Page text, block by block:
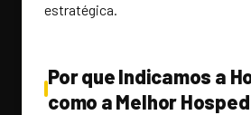
estratégica.
Por que Indicamos a
como a Melhor